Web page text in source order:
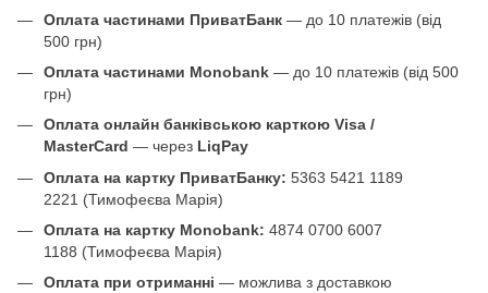
Оплата частинами ПриватБанк — до 10 платежів (від
500 грн)
Оплата частинами Monobank — до 10 платежів (від 500
грн)
Оплата онлайн банківською карткою Visa /
MasterCard — через LiqPay
Оплата на картку ПриватБанку: 5363 5421 1189
2221 (Тимофеєва Марія)
Оплата на картку Monobank: 4874 0700 6007
1188 (Тимофеєва Марія)
Оплата при отриманні — можлива з доставкою